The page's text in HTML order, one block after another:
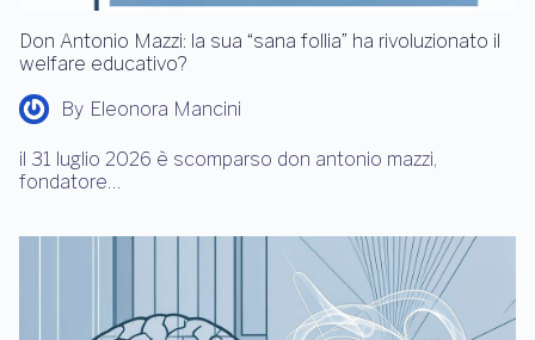
Don Antonio Mazzi: la sua “sana follia” ha rivoluzionato il
welfare educativo?
By Eleonora Mancini
il 31 luglio 2026 è scomparso don antonio mazzi,
fondatore…